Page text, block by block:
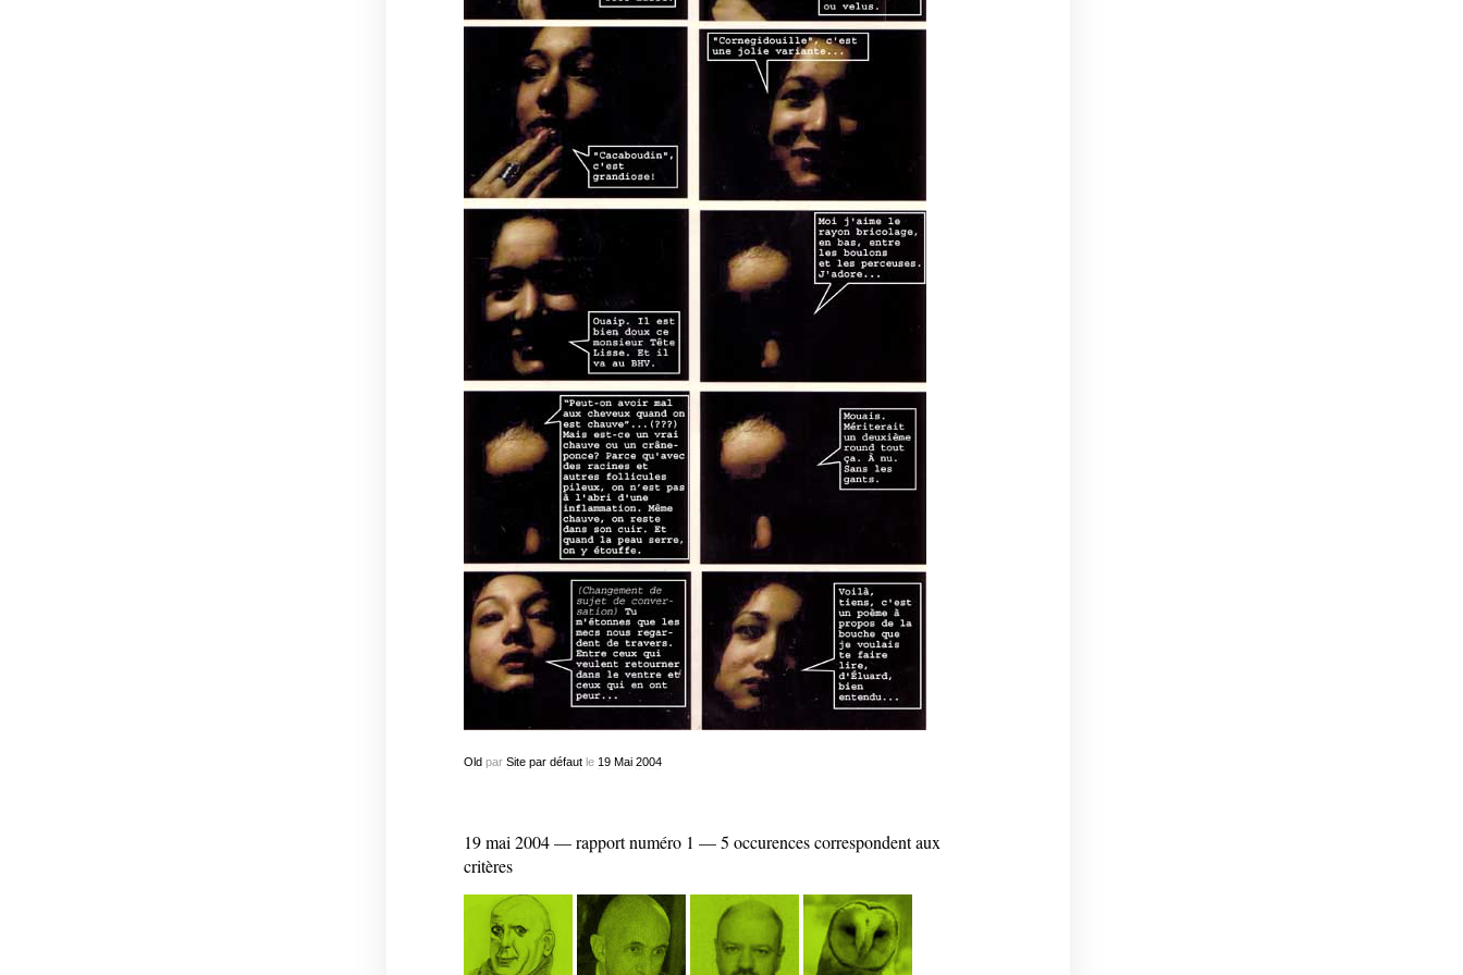
Oldpar Site par défautle 19 Mai 2004
19 mai 2004 — rapport numéro 1 — 5 occurences correspondent aux
critères